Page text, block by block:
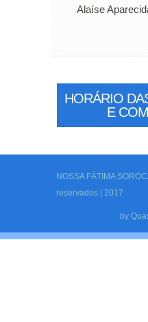
Alaíse
HORÁRIO
E
NOSSA FÁTIMA
reservados | 2017
by